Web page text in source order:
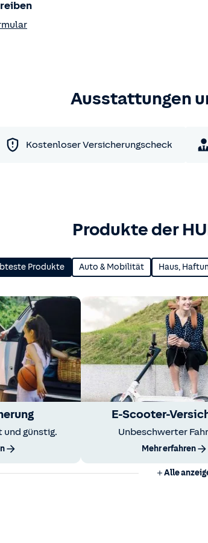
Ausstattungen
Kostenloser Versicherungscheck
Produkte der
Produkte Auto & Mobilität Haus,
und günstig.
E-Scooter-
Unbeschwerter
Mehr erfahren
Alle